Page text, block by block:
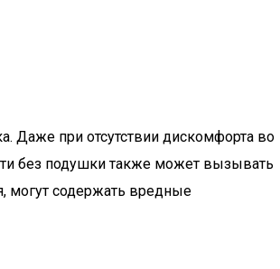
Даже при отсутствии дискомфорта во
без подушки также может вызывать
могут содержать вредные